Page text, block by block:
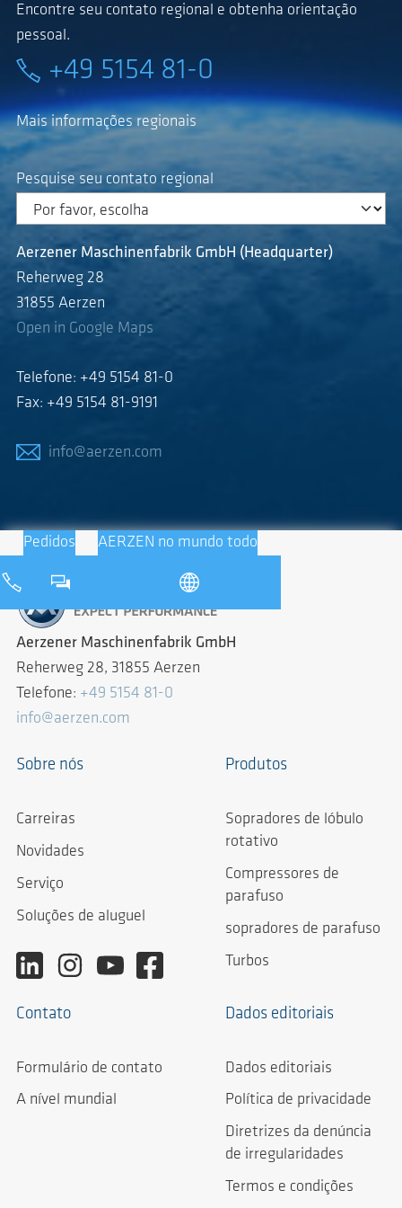
Encontre seu contato regional e obtenha orientação
pessoal.
+49 5154 81-0
Mais informações regionais
Pesquise seu contato regional
Aerzener Maschinenfabrik GmbH (Headquarter)
Reherweg 28
31855 Aerzen
Open in Google Maps
Telefone: +49 5154 81-0
Fax: +49 5154 81-9191
info@aerzen.com
Pedidos AERZEN no mundo todo
Aerzener Maschinenfabrik GmbH
Reherweg 28, 31855 Aerzen
Telefone: +49 5154 81-0
info@aerzen.com
Sobre nós
Carreiras
Novidades
Serviço
Soluções de aluguel
Produtos
Sopradores de lóbulo
rotativo
Compressores de
parafuso
sopradores de parafuso
Turbos
Contato
Formulário de contato
A nível mundial
Dados editoriais
Dados editoriais
Política de privacidade
Diretrizes da denúncia
de irregularidades
Termos e condições